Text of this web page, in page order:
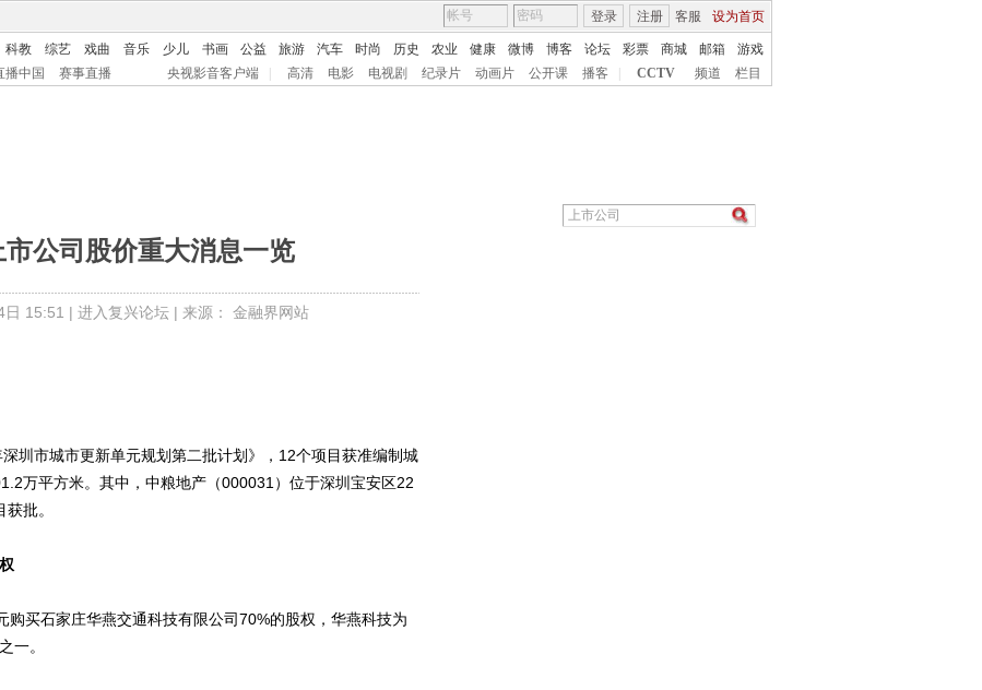
客服 设为首页
登录 注册
科教 综艺 戏曲 音乐 少儿 书画 公益 旅游 汽车 时尚 历史 农业 健康 微博 博客 论坛 彩票 商城 邮箱
游戏
播中国 赛事直播 央视影音客户端 高清 电影 电视剧 纪录片 动画片 公开课 播客 CCTV 频道 栏目
公司股价重大消息一览
日 15:51 | 进入复兴论坛| 来源： 金融界网站
市城市更新单元规划第二批计划》，12个项目获准编制城
万平方米。其中，中粮地产（000031）位于深圳宝安区22
批。
买石家庄华燕交通科技有限公司70%的股权，华燕科技为
一。